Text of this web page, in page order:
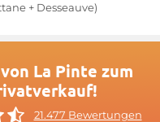
+ Desseauve)
La Pinte zum
21.477 Bewertungen